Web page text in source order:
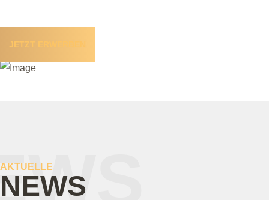
JETZT ERWERBEN
AKTUELLE
NEWS